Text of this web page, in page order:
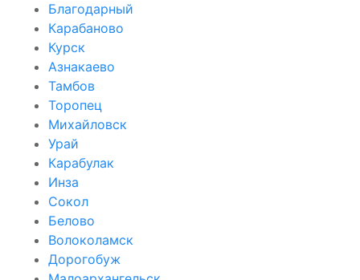
Благодарный
Карабаново
Курск
Азнакаево
Тамбов
Торопец
Михайловск
Урай
Карабулак
Инза
Сокол
Белово
Волоколамск
Дорогобуж